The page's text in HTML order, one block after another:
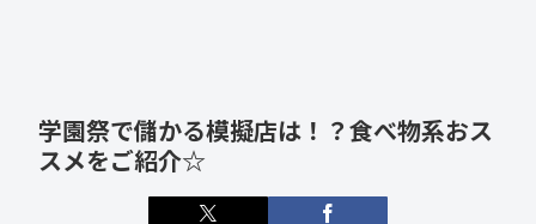
学園祭で儲かる模擬店は！？食べ物系おス
スメをご紹介☆